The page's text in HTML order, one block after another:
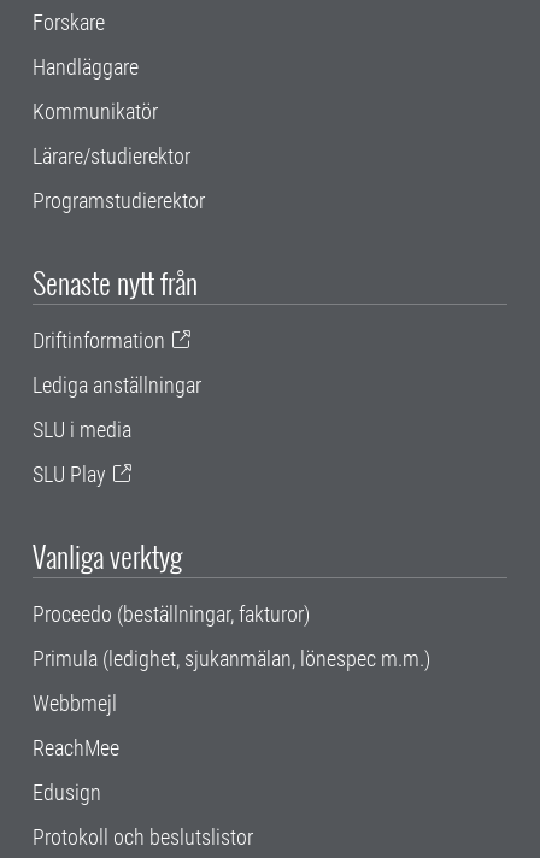
Forskare
Handläggare
Kommunikatör
Lärare/studierektor
Programstudierektor
Senaste nytt från
Driftinformation
Lediga anställningar
SLU i media
SLU Play
Vanliga verktyg
Proceedo (beställningar, fakturor)
Primula (ledighet, sjukanmälan, lönespec m.m.)
Webbmejl
ReachMee
Edusign
Protokoll och beslutslistor